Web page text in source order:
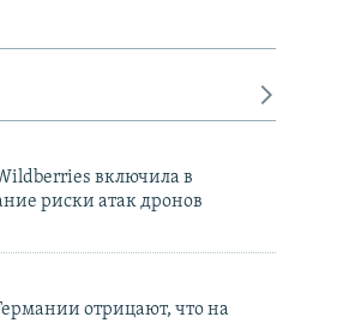
включила в
риски атак дронов
отрицают, что на